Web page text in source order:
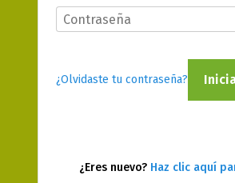
¿Olvidaste tu contraseña?
¿Eres nuevo? Haz clic aquí